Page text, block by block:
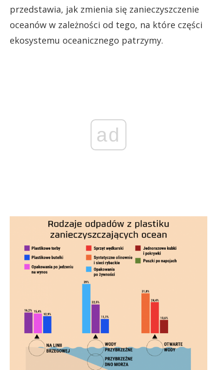
przedstawia, jak zmienia się zanieczyszczenie
oceanów w zależności od tego, na które części
ekosystemu oceanicznego patrzymy.
ad